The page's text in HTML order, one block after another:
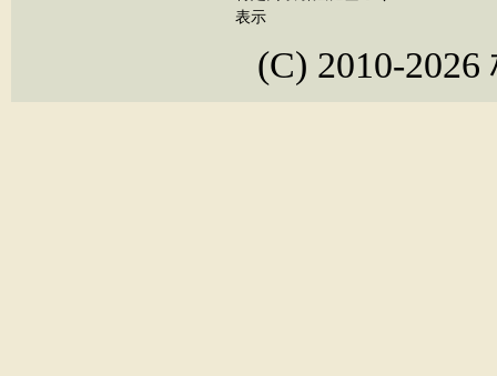
表示
(C) 2010-